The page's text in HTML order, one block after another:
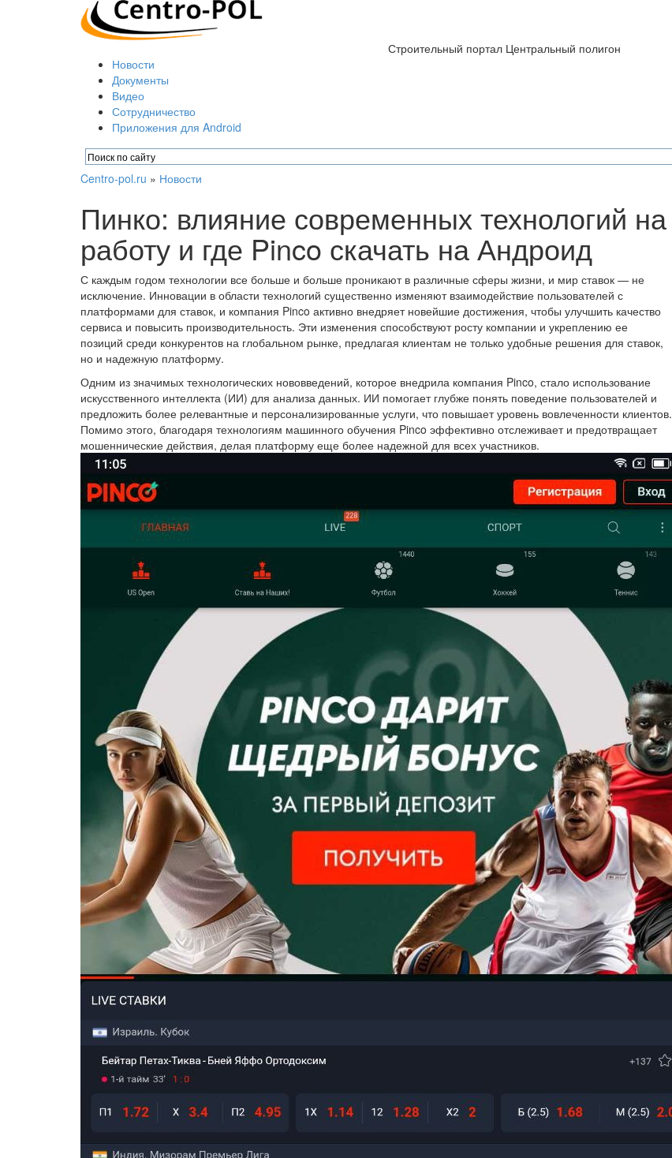
Строительный портал Центральный полигон
Новости
Документы
Видео
Сотрудничество
Приложения для Android
Centro-pol.ru » Новости
Пинко: влияние современных технологий на
работу и где Pinco скачать на Андроид
С каждым годом технологии все больше и больше проникают в различные сферы жизни, и мир ставок — не
исключение. Инновации в области технологий существенно изменяют взаимодействие пользователей с
платформами для ставок, и компания Pinco активно внедряет новейшие достижения, чтобы улучшить качество
сервиса и повысить производительность. Эти изменения способствуют росту компании и укреплению ее
позиций среди конкурентов на глобальном рынке, предлагая клиентам не только удобные решения для ставок,
но и надежную платформу.
Одним из значимых технологических нововведений, которое внедрила компания Pinco, стало использование
искусственного интеллекта (ИИ) для анализа данных. ИИ помогает глубже понять поведение пользователей и
предложить более релевантные и персонализированные услуги, что повышает уровень вовлеченности клиентов.
Помимо этого, благодаря технологиям машинного обучения Pinco эффективно отслеживает и предотвращает
мошеннические действия, делая платформу еще более надежной для всех участников.